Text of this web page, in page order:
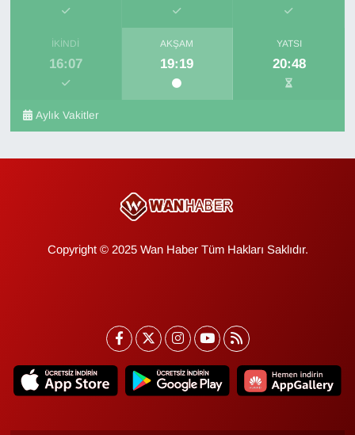
İKINDI
16:07
AKŞAM
19:19
YATSI
20:48
Aylık Vakitler
Copyright © 2025 Wan Haber Tüm Hakları Saklıdır.